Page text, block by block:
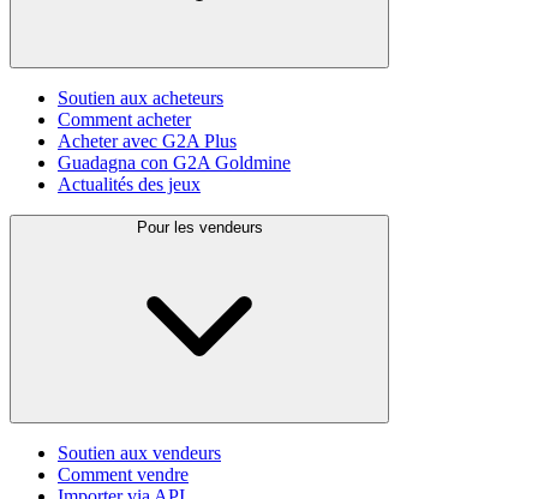
Soutien aux acheteurs
Comment acheter
Acheter avec G2A Plus
Guadagna con G2A Goldmine
Actualités des jeux
Pour les vendeurs
Soutien aux vendeurs
Comment vendre